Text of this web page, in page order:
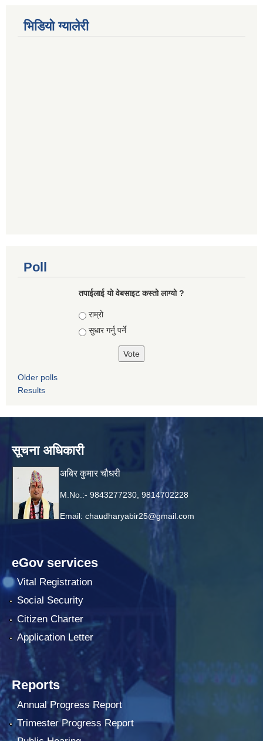
भिडियाे ग्यालेरी
Poll
तपाई‌लाई यो वेबसाइट कस्तो लाग्यो ?
Choices
राम्रो
सुधार गर्नु पर्ने
Older polls
Results
सूचना अधिकारी
अबिर कुमार चौधरी
M.No.:- 9843277230, 9814702228
Email: chaudharyabir25@gmail.com
eGov services
Vital Registration
Social Security
Citizen Charter
Application Letter
Reports
Annual Progress Report
Trimester Progress Report